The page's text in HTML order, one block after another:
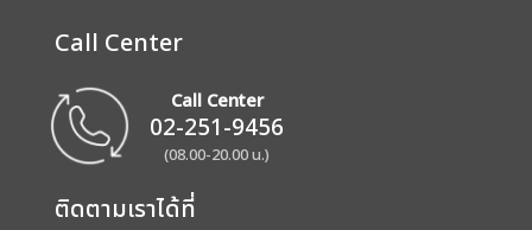
Call Center
Call Center
02-251-9456
(08.00-20.00 น.)
ติดตามเราได้ที่